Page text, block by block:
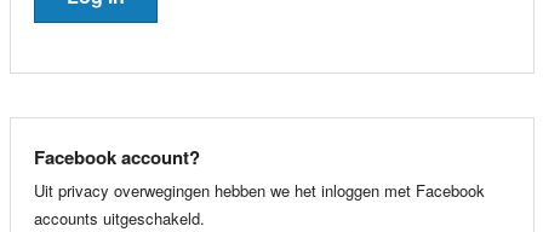
Facebook account?
Uit privacy overwegingen hebben we het inloggen met Facebook
accounts uitgeschakeld.